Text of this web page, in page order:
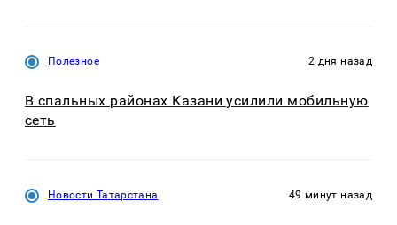
Полезное 2 дня назад
В спальных районах Казани усилили мобильную
сеть
Новости Татарстана 49 минут назад